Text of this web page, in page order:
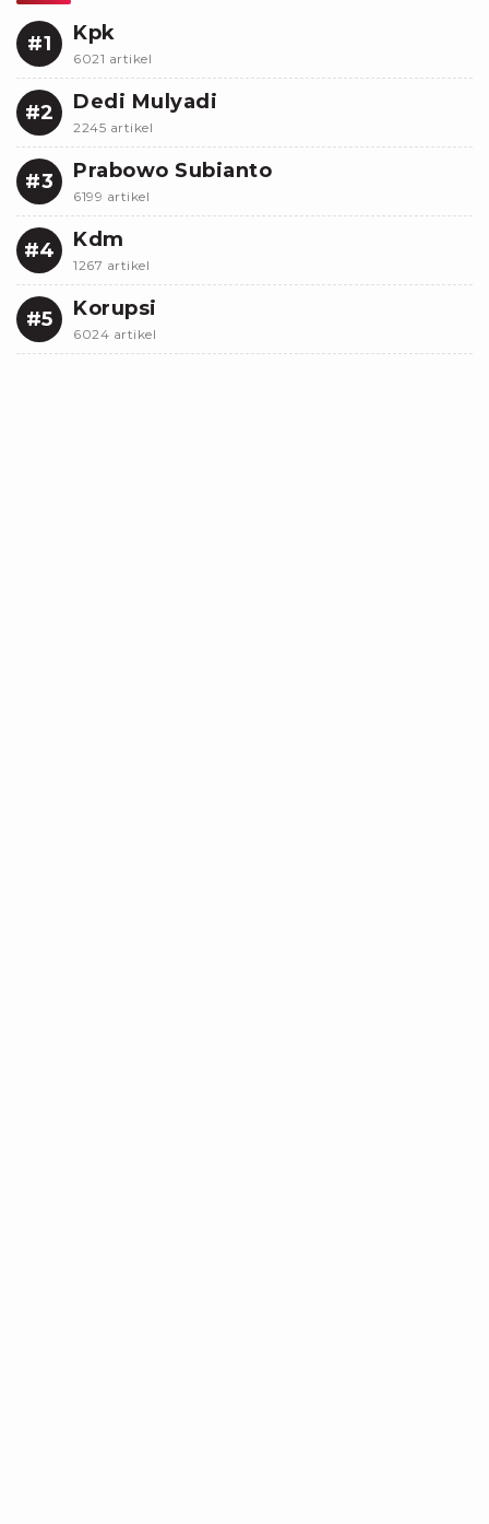
#1 Kpk
6021 artikel
#2 Dedi Mulyadi
2245 artikel
#3 Prabowo Subianto
6199 artikel
#4 Kdm
1267 artikel
#5 Korupsi
6024 artikel